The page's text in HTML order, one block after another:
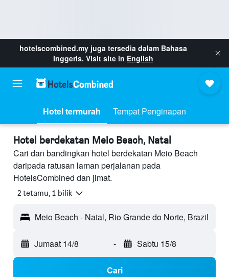
hotelscombined.my juga tersedia dalam Bahasa
Inggeris. Visit site in English
Hotel termurah Tempat Penginapan
Hotel berdekatan Meio Beach, Natal
Cari dan bandingkan hotel berdekatan Meio Beach
daripada ratusan laman perjalanan pada
HotelsCombined dan jimat.
2 tetamu, 1 bilik
Meio Beach - Natal, Rio Grande do Norte, Brazil
Jumaat 14/8 - Sabtu 15/8
Cari